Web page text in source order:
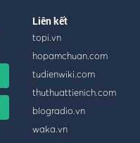
Liên kết
topi.vn
hopamchuan.com
tudienwiki.com
thuthuattienich.com
blogradio.vn
waka.vn